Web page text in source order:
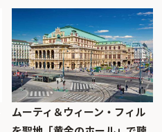
ムーティ＆ウィーン・フィル